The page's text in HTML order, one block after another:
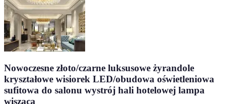
Nowoczesne złoto/czarne luksusowe żyrandole
kryształowe wisiorek LED/obudowa oświetleniowa
sufitowa do salonu wystrój hali hotelowej lampa
wisząca